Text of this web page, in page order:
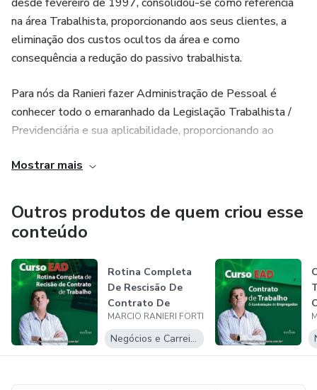
na área Trabalhista, proporcionando aos seus clientes, a
eliminação dos custos ocultos da área e como
consequência a redução do passivo trabalhista.
Para nós da Ranieri fazer Administração de Pessoal é
conhecer todo o emaranhado da Legislação Trabalhista /
Previdenciária e sua aplicabilidade, proporcionando ao
Pagamento.
Mostrar mais
Outros produtos de quem criou esse
conteúdo
Rotina Completa
De Rescisão De
Contrato De
Trabalho
MARCIO RANIERI FORTI
Negócios e Carreira